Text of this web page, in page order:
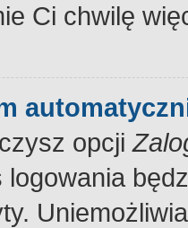
Ci chwilę
opcji
logowania